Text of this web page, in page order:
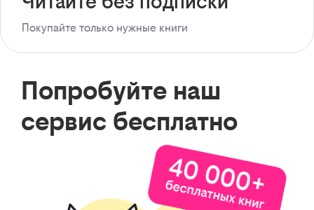
Покупайте только нужные книги
Попробуйте наш
сервис бесплатно